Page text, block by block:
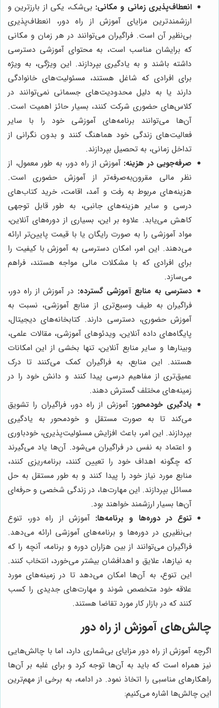
انعطاف‌پذیری زمانی و مکانی: بی‌شک، یکی از بارزترین و
ارزشمندترین مزایای آموزش از راه دور، انعطاف‌پذیری
بی‌نظیر آن است. فراگیران می‌توانند در هر زمان و مکانی
که برایشان مناسب است، به محتوای آموزشی دسترسی
داشته باشند و به یادگیری بپردازند. این ویژگی، به ویژه
برای افرادی که شاغل هستند، مسئولیت‌های خانوادگی
دارند یا به دلیل محدودیت‌های جسمانی نمی‌توانند در
کلاس‌های حضوری شرکت کنند، بسیار حائز اهمیت است.
آن‌ها می‌توانند برنامه‌های آموزشی خود را با سایر
فعالیت‌های زندگی خود هماهنگ کنند و بدون نگرانی از
تداخل زمانی، به تحصیل بپردازند.
صرفه‌جویی در هزینه: آموزش از راه دور، به طور معمول، از
نظر مالی مقرون‌به‌صرفه‌تر از آموزش حضوری است.
هزینه‌های مربوط به رفت و آمد، اقامت، خرید کتاب‌های
درسی و سایر هزینه‌های جانبی، به طور قابل توجهی
کاهش می‌یابد. علاوه بر این، بسیاری از دوره‌های آنلاین،
مواد آموزشی را به صورت رایگان یا با قیمت پایین‌تر ارائه
می‌دهند. این امر، امکان دسترسی به آموزش با کیفیت را
برای افرادی که با مشکلات مالی مواجه هستند، فراهم
می‌سازد.
دسترسی به منابع آموزشی گسترده: در آموزش از راه دور،
فراگیران به طیف وسیع‌تری از منابع آموزشی، نسبت به
آموزش حضوری، دسترسی دارند. کتابخانه‌های دیجیتال،
پایگاه‌های داده آنلاین، ویدئوهای آموزشی، مقالات علمی،
وبینارها و سایر منابع آنلاین، تنها بخشی از این امکانات
هستند. این منابع، به فراگیران کمک می‌کنند تا درک
عمیق‌تری از مفاهیم درسی پیدا کنند و دانش خود را در
زمینه‌های مختلف گسترش دهند.
یادگیری خودمحور: آموزش از راه دور، فراگیران را تشویق
می‌کند تا به صورت مستقل و خودمحور به یادگیری
بپردازند. این امر، باعث افزایش مسئولیت‌پذیری، خودباوری
و اعتماد به نفس در فراگیران می‌شود. آن‌ها یاد می‌گیرند
که چگونه اهداف خود را تعیین کنند، برنامه‌ریزی کنند،
منابع مورد نیاز خود را پیدا کنند و به طور مستقل به حل
مسائل بپردازند. این مهارت‌ها، در زندگی شخصی و حرفه‌ای
آن‌ها بسیار ارزشمند خواهند بود.
تنوع در دوره‌ها و برنامه‌ها: آموزش از راه دور، تنوع
بی‌نظیری در دوره‌ها و برنامه‌های آموزشی ارائه می‌دهد.
فراگیران می‌توانند از بین هزاران دوره و برنامه، آنچه را که
به نیازها، علایق و اهدافشان بیشتر می‌خورد، انتخاب کنند.
این تنوع، به آن‌ها امکان می‌دهد تا در زمینه‌های مورد
علاقه خود متخصص شوند و مهارت‌های جدیدی را کسب
کنند که در بازار کار مورد تقاضا هستند.
چالش‌های آموزش از راه دور
اگرچه آموزش از راه دور مزایای بی‌شماری دارد، اما با چالش‌هایی
نیز همراه است که باید به آن‌ها توجه کرد و برای غلبه بر آن‌ها
راهکارهای مناسبی را اتخاذ نمود. در ادامه، به برخی از مهم‌ترین
این چالش‌ها اشاره می‌کنیم: